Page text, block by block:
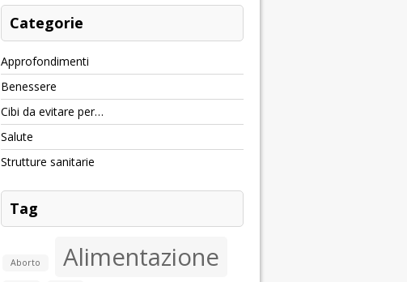
Categorie
Approfondimenti
Benessere
Cibi da evitare per…
Salute
Strutture sanitarie
Tag
Aborto Alimentazione